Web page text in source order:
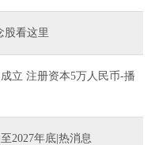
股看这里
立 注册资本5万人民币-播
2027年底|热消息